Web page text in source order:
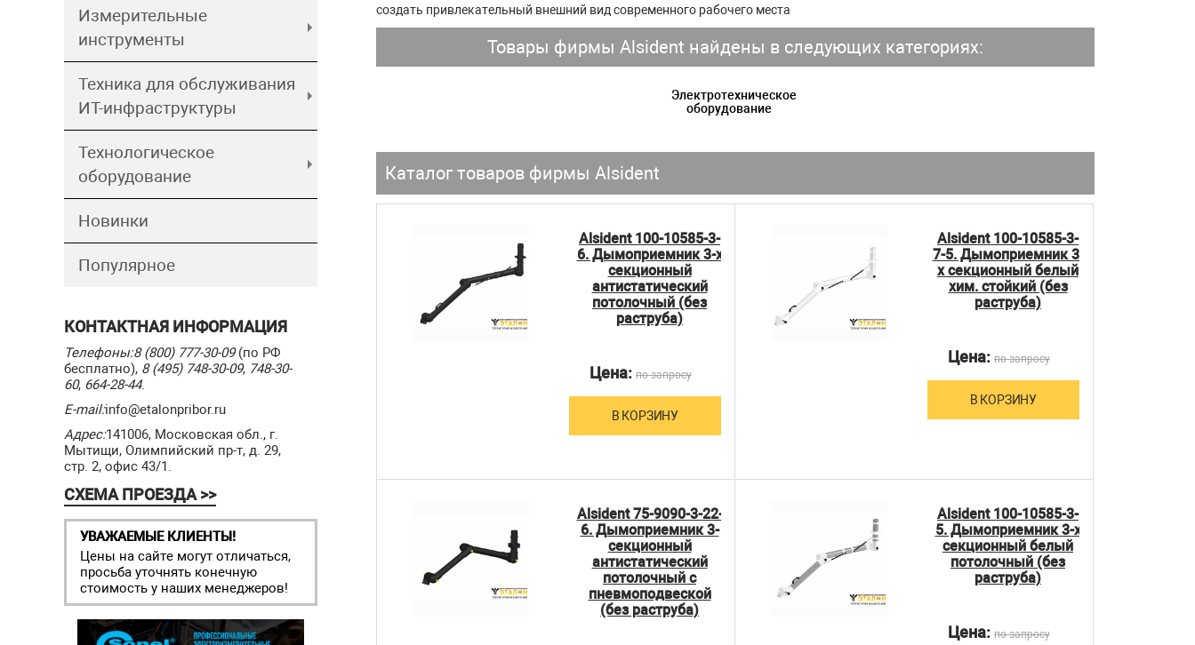
Измерительные
инструменты
Техника для обслуживания
ИТ-инфраструктуры
Технологическое
оборудование
Новинки
Популярное
КОНТАКТНАЯ ИНФОРМАЦИЯ
Телефоны:8 (800) 777-30-09(по РФ
бесплатно), 8 (495) 748-30-09, 748-30-
60, 664-28-44.
E-mail:info@etalonpribor.ru
Адрес:141006, Московская обл., г.
Мытищи, Олимпийский пр-т, д. 29,
стр. 2, офис 43/1.
СХЕМА ПРОЕЗДА >>
УВАЖАЕМЫЕ КЛИЕНТЫ!
Цены на сайте могут отличаться,
просьба уточнять конечную
стоимость у наших менеджеров!
создать привлекательный внешний вид современного рабочего места
Товары фирмы Alsident найдены в следующих категориях:
Электротехническое
оборудование
Каталог товаров фирмы Alsident
Alsident 100-10585-3-
6. Дымоприемник 3-х
секционный
антистатический
потолочный (без
раструба)
Цена: по запросу
В КОРЗИНУ
Alsident 100-10585-3-
7-5. Дымоприемник 3-
х секционный белый
хим. стойкий (без
раструба)
Цена: по запросу
В КОРЗИНУ
Alsident 75-9090-3-22-
6. Дымоприемник 3-
секционный
антистатический
потолочный с
пневмоподвеской
(без раструба)
Alsident 100-10585-3-
5. Дымоприемник 3-х
секционный белый
потолочный (без
раструба)
Цена: по запросу